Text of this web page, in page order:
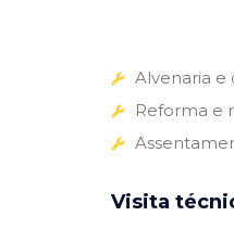
Alvenaria e
Reforma e
Visita